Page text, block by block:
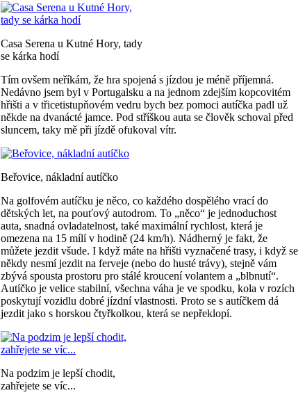
Casa Serena u Kutné Hory, tady
se kárka hodí
Tím ovšem neříkám, že hra spojená s jízdou je méně příjemná.
Nedávno jsem byl v Portugalsku a na jednom zdejším kopcovitém
hřišti a v třicetistupňovém vedru bych bez pomoci autíčka padl už
někde na dvanácté jamce. Pod stříškou auta se člověk schoval před
sluncem, taky mě při jízdě ofukoval vítr.
Beřovice, nákladní autíčko
Na golfovém autíčku je něco, co každého dospělého vrací do
dětských let, na pouťový autodrom. To „něco“ je jednoduchost
auta, snadná ovladatelnost, také maximální rychlost, která je
omezena na 15 mílí v hodině (24 km/h). Nádherný je fakt, že
můžete jezdit všude. I když máte na hřišti vyznačené trasy, i když se
někdy nesmí jezdit na ferveje (nebo do husté trávy), stejně vám
zbývá spousta prostoru pro stálé kroucení volantem a „blbnutí“.
Autíčko je velice stabilní, všechna váha je ve spodku, kola v rozích
poskytují vozidlu dobré jízdní vlastnosti. Proto se s autíčkem dá
jezdit jako s horskou čtyřkolkou, která se nepřeklopí.
Na podzim je lepší chodit,
zahřejete se víc...